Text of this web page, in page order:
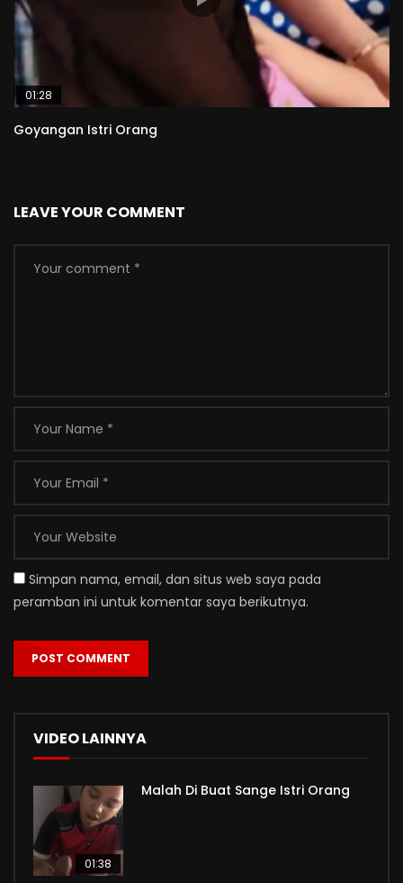
01:28
Goyangan Istri Orang
LEAVE YOUR COMMENT
Simpan nama, email, dan situs web saya pada
peramban ini untuk komentar saya berikutnya.
VIDEO LAINNYA
01:38
Malah Di Buat Sange Istri Orang